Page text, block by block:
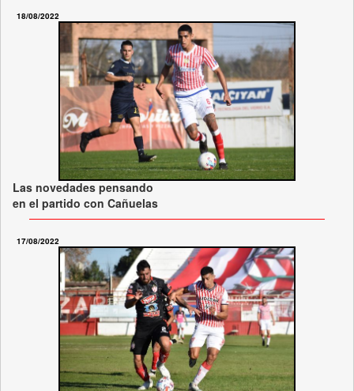
18/08/2022
Las novedades pensando
en el partido con Cañuelas
17/08/2022